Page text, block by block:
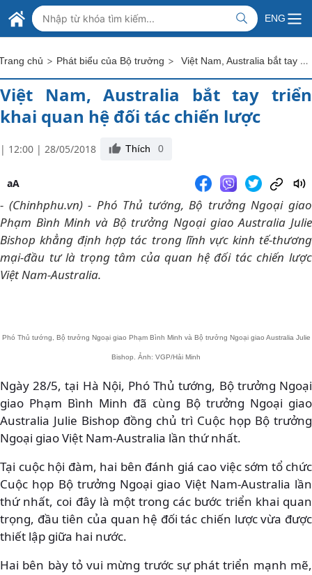
Skip to Main Content
BỘ NGOẠI GIAO VIỆT NAM
MINISTRY OF FOREIGN AFFAIRS
ENG
chủ > Phát biểu của Bộ trưởng > Việt Nam, Australia bắt tay triển khai quan hệ đối tác chiến lược
Việt Nam, Australia bắt tay triển
khai quan hệ đối tác chiến lược
| 12:00 | 28/05/2018 Thích 0
aA
- (Chinhphu.vn) - Phó Thủ tướng, Bộ trưởng Ngoại giao
Phạm Bình Minh và Bộ trưởng Ngoại giao Australia Julie
Bishop khẳng định hợp tác trong lĩnh vực kinh tế-thương
mại-đầu tư là trọng tâm của quan hệ đối tác chiến lược
Việt Nam-Australia.
Phó Thủ tướng, Bộ trưởng Ngoại giao Phạm Bình Minh và Bộ trưởng Ngoại giao Australia Julie
Bishop. Ảnh: VGP/Hải Minh
Ngày 28/5, tại Hà Nội, Phó Thủ tướng, Bộ trưởng Ngoại
giao Phạm Bình Minh đã cùng Bộ trưởng Ngoại giao
Australia Julie Bishop đồng chủ trì Cuộc họp Bộ trưởng
Ngoại giao Việt Nam-Australia lần thứ nhất.
Tại cuộc hội đàm, hai bên đánh giá cao việc sớm tổ chức
Cuộc họp Bộ trưởng Ngoại giao Việt Nam-Australia lần
thứ nhất, coi đây là một trong các bước triển khai quan
trọng, đầu tiên của quan hệ đối tác chiến lược vừa được
thiết lập giữa hai nước.
Hai bên bày tỏ vui mừng trước sự phát triển mạnh mẽ,